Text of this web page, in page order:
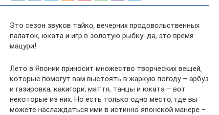
Это сезон звуков тайко, вечерних продовольственных
палаток, юката и игр в золотую рыбку: да, это время
мацури!
Лето в Японии приносит множество творческих вещей,
которые помогут вам выстоять в жаркую погоду – арбуз
и газировка, какигори, маття, танцы и юката – вот
некоторые из них. Но есть только одно место, где вы
можете наслаждаться ими в истинно японской манере –